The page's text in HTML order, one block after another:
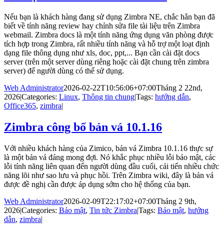
Nếu bạn là khách hàng đang sử dụng Zimbra NE, chắc hẳn bạn đã
biết về tính năng review hay chỉnh sửa file tài liệu trên Zimbra
webmail. Zimbra docs là một tính năng ứng dụng văn phòng được
tích hợp trong Zimbra, rất nhiều tính năng và hỗ trợ một loạt định
dạng file thông dụng như xls, doc, ppt,... Bạn cần cài đặt docs
server (trên một server dùng riêng hoặc cài đặt chung trên zimbra
server) để người dùng có thể sử dụng.
Web Administrator2026-02-22T10:56:06+07:00Tháng 2 22nd,
2026|Categories: Linux, Thông tin chung|Tags: hướng dẫn,
Office365, zimbra|
Zimbra công bố bản vá 10.1.16
Với nhiều khách hàng của Zimico, bản vá Zimbra 10.1.16 thực sự
là một bản vá đáng mong đợi. Nó khắc phục nhiều lỗi bảo mật, các
lỗi tính năng liên quan đến người dùng đầu cuối, cải tiến nhiều chức
năng lõi như sao lưu và phục hồi. Trên Zimbra wiki, đây là bản vá
được đề nghị cần được áp dụng sớm cho hệ thống của bạn.
Web Administrator2026-02-09T22:17:02+07:00Tháng 2 9th,
2026|Categories: Bảo mật, Tin tức Zimbra|Tags: Bảo mật, hướng
dẫn, zimbra|